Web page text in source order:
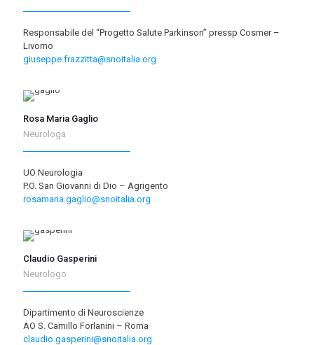
Responsabile del “Progetto Salute Parkinson” pressp Cosmer –
Livorno
giuseppe.frazzitta@snoitalia.org
Rosa Maria Gaglio
Neurologa
UO Neurologia
P.O. San Giovanni di Dio – Agrigento
rosamaria.gaglio@snoitalia.org
Claudio Gasperini
Neurologo
Dipartimento di Neuroscienze
AO S. Camillo Forlanini – Roma
claudio.gasperini@snoitalia.org